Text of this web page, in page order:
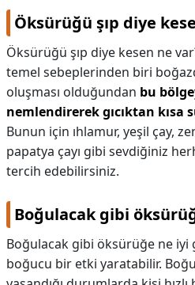
Öksürüğü şıp diye
Öksürüğü şıp diye kesen ne
temel sebeplerinden biri
oluşması olduğundan bu
nemlendirerek gıcıktan
Bunun için ıhlamur, yeşil çay,
papatya çayı gibi sevdiğiniz
tercih edebilirsiniz.
Boğulacak gibi
Boğulacak gibi öksürüğe ne iyi
boğucu bir etki yaratabilir.